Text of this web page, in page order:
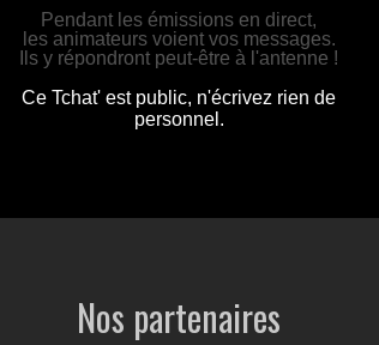
Nos partenaires